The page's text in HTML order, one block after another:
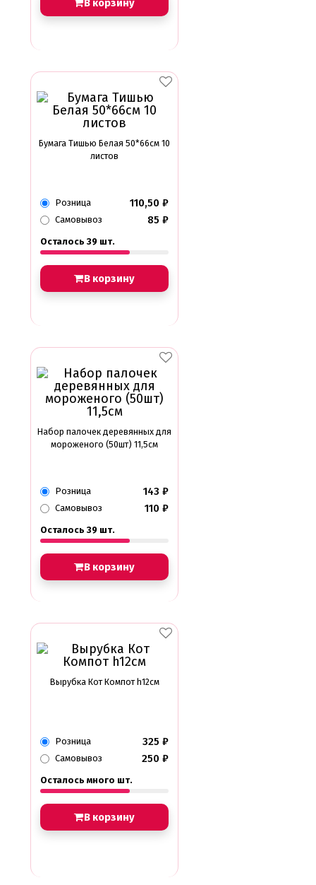
В корзину
Бумага Тишью Белая 50*66см 10
листов
Розница 110,50 ₽
Самовывоз 85 ₽
Осталось 39 шт.
В корзину
Набор палочек деревянных для
мороженого (50шт) 11,5см
Розница 143 ₽
Самовывоз 110 ₽
Осталось 39 шт.
В корзину
Вырубка Кот Компот h12см
Розница 325 ₽
Самовывоз 250 ₽
Осталось много шт.
В корзину